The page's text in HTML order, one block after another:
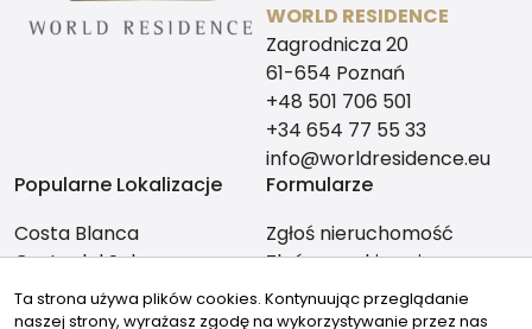
WORLD RESIDENCE
Zagrodnicza 20
61-654 Poznań
+48 501 706 501
+34 654 77 55 33
info@worldresidence.eu
Popularne Lokalizacje
Costa Blanca
Costa del Sol
Alicante
Malaga
Formularze
Zgłoś nieruchomość
Zleć poszukiwanie
Ta strona używa plików cookies. Kontynuując przeglądanie
naszej strony, wyrażasz zgodę na wykorzystywanie przez nas